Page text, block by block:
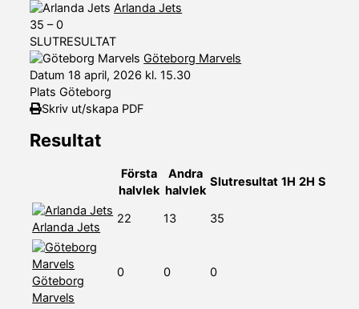
Arlanda Jets
35 – 0
SLUTRESULTAT
Göteborg Marvels
Datum 18 april, 2026 kl. 15.30
Plats Göteborg
Skriv ut/skapa PDF
Resultat
Första
halvlek
Andra
halvlek
Slutresultat 1H 2H S
Arlanda Jets
22 13 35
Göteborg
Marvels
0 0 0